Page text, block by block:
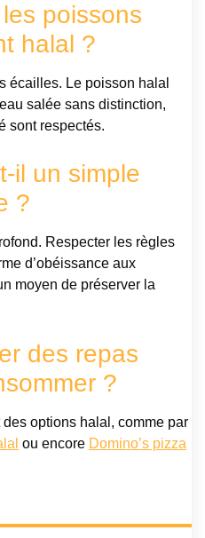
poissons
halal ?
écailles. Le poisson halal
salée sans distinction,
sont respectés.
il un simple
?
Respecter les règles
d’obéissance aux
moyen de préserver la
des repas
?
options halal, comme par
ou encore Domino’s pizza